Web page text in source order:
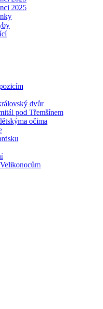
2025
dvůr
pod Třemšínem
očima